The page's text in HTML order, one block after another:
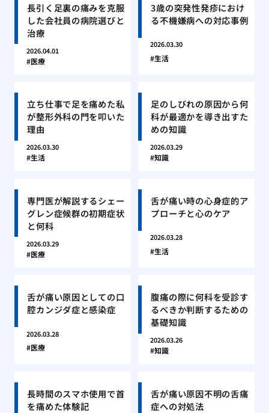
長引く足裏の痛みを克服
した会社員の病院選びと
治療
2026.04.01
医療
3歳の突発性発疹におけ
る不機嫌病への対応事例
2026.03.30
生活
立ち仕事で足を痛めた私
が整形外科の門を叩いた
理由
2026.03.30
生活
足のしびれの原因から何
科が最適かを導き出すた
めの知識
2026.03.29
知識
専門医が解説するシェー
グレン症候群の初期症状
と何科
2026.03.29
医療
舌が痛い時の心身症的ア
プローチと心のケア
2026.03.28
生活
舌が痛い原因としての口
腔カンジダ症と感染症
2026.03.28
医療
腹痛の際に何科を受診す
るべきか判断するための
基礎知識
2026.03.26
知識
長時間のスマホ使用で首
を痛めた体験記
舌が痛い原因不明の舌痛
症への対処法